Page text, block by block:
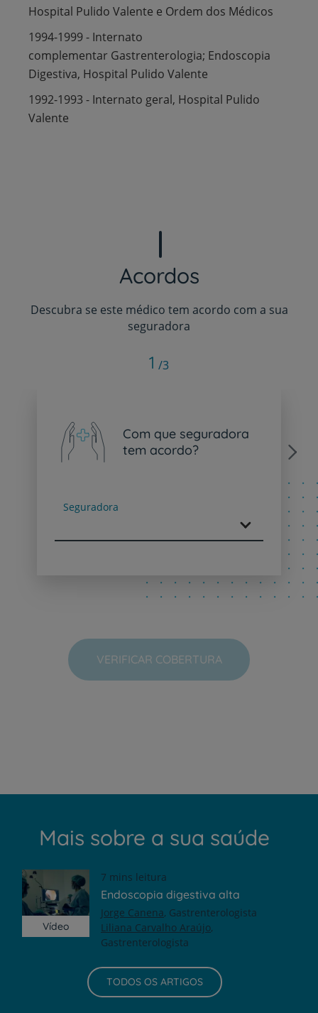
Hospital Pulido Valente e Ordem dos Médicos
1994-1999 - Internato
complementar Gastrenterologia; Endoscopia
Digestiva, Hospital Pulido Valente
1992-1993 - Internato geral, Hospital Pulido
Valente
Acordos
Descubra se este médico tem acordo com a sua
seguradora
Com que seguradora
tem acordo?
Seguradora
Next
1 /3
VERIFICAR COBERTURA
Mais sobre a sua saúde
Vídeo
7 mins leitura
Endoscopia digestiva alta
Jorge Canena Gastrenterologista
Liliana Carvalho Araújo
Gastrenterologista
TODOS OS ARTIGOS